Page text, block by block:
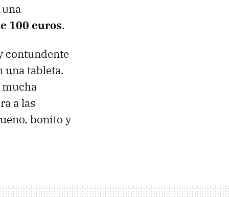
100 euros.
contundente
una tableta.
mucha
a las
bonito y